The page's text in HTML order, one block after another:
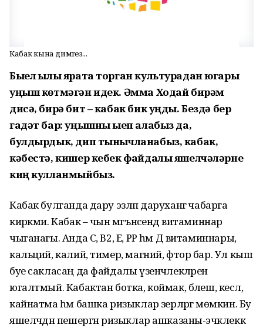
Кабак кына димәгез...
Быел җылы ярата торган культурадан югары
уңыш көтмәгән идек. Әмма Ходай бирәм
дисә, бирә бит – кабак бик уңды. Бездә бер
гадәт бар: уңышны җыеп алабыз да,
булдырдык, дип тынычланабыз, кабак,
кәбестә, кишер кебек файдалы яшелчәләрне
киң кулланмыйбыз.
Кабак булганда дару эзләп даруханәгә чабарга
кирәкми. Кабак – чын мәгънәсендә витаминнар
чыганагы. Анда С, В2, Е, РР һәм Д витаминнары,
кальций, калий, тимер, магний, фтор бар. Ул кыш
буе сакласаң да файдалы үзенчәлекләрен
югалтмый. Кабактан ботка, коймак, бәлеш, кесәл,
кайнатма һәм башка ризыклар әзерләргә мөмкин. Бу
яшелчәдән пешергән ризыклар ашказаны-эчәклеккә